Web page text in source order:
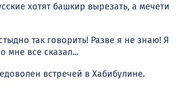
хотят башкир вырезать, а мечети
так говорить! Разве я не знаю! Я
мне все сказал...
встречей в Хабибулине.